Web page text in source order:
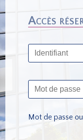
Accès
Mot de passe